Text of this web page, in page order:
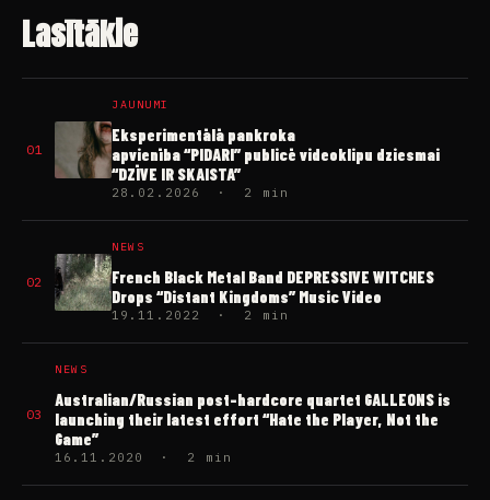
Lasītākie
01
JAUNUMI
Eksperimentālā pankroka
apvienība “PIDARI” publicē videoklipu dziesmai
“DZĪVE IR SKAISTA”
28.02.2026 · 2 min
02
NEWS
French Black Metal Band DEPRESSIVE WITCHES
Drops “Distant Kingdoms” Music Video
19.11.2022 · 2 min
03
NEWS
Australian/Russian post-hardcore quartet GALLEONS is
launching their latest effort “Hate the Player, Not the
Game”
16.11.2020 · 2 min